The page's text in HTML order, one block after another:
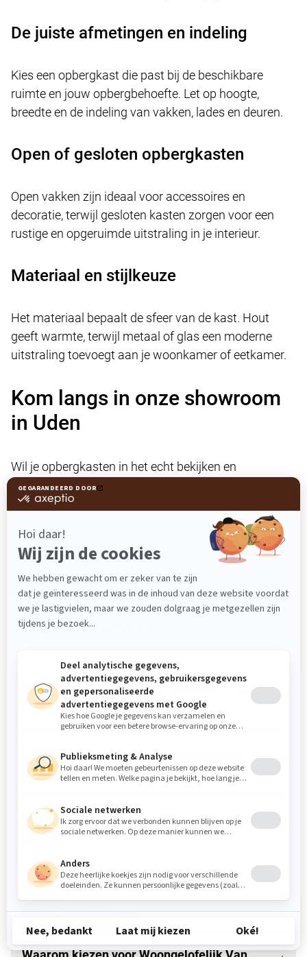
De juiste afmetingen en indeling
Kies een opbergkast die past bij de beschikbare
ruimte en jouw opbergbehoefte. Let op hoogte,
breedte en de indeling van vakken, lades en deuren.
Open of gesloten opbergkasten
Open vakken zijn ideaal voor accessoires en
decoratie, terwijl gesloten kasten zorgen voor een
rustige en opgeruimde uitstraling in je interieur.
Materiaal en stijlkeuze
Het materiaal bepaalt de sfeer van de kast. Hout
geeft warmte, terwijl metaal of glas een moderne
uitstraling toevoegt aan je woonkamer of eetkamer.
Kom langs in onze showroom
in Uden
Wil je opbergkasten in het echt bekijken en
vergelijken? Kom langs bij
in Uden en laat je inspireren door onze uitgebreide
collectie en deskundig interieuradvies.
Veelgestelde vragen over
opbergkasten
Waar kan ik opbergkasten bekijken in de
regio Uden?
Zijn opbergkasten op maat mogelijk bij
Woongelofelijk Van Donzel?
Welke opbergkasten passen bij mijn
interieur?
Kan ik opbergkasten combineren met